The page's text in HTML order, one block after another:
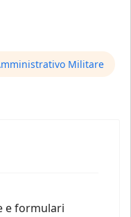
Militare
e formulari